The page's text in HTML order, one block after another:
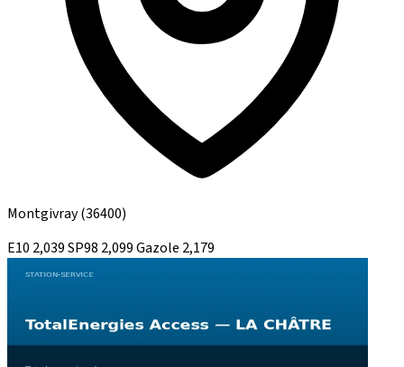
Montgivray(36400)
E10 2,039SP98 2,099Gazole 2,179